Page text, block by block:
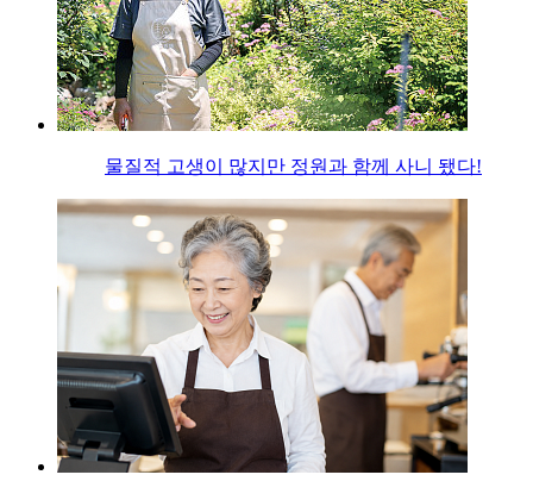
물질적 고생이 많지만 정원과 함께 사니 됐다!